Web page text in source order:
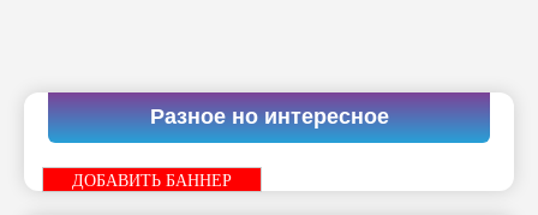
Разное но интересное
ДОБАВИТЬ БАННЕР